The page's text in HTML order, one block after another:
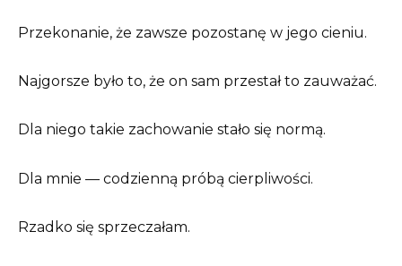
Przekonanie, że zawsze pozostanę w jego cieniu.
Najgorsze było to, że on sam przestał to zauważać.
Dla niego takie zachowanie stało się normą.
Dla mnie — codzienną próbą cierpliwości.
Rzadko się sprzeczałam.